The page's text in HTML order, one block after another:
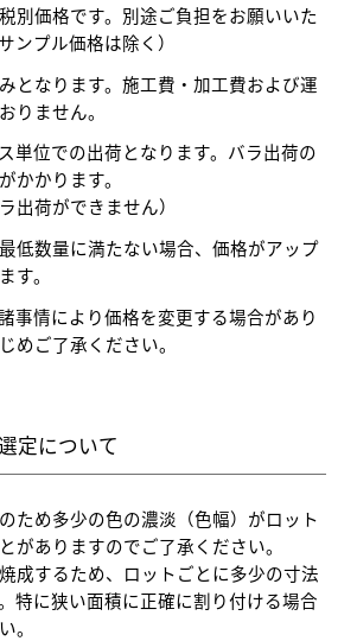
別価格です。別途ご負担をお願いいた
ンプル価格は除く）
となります。施工費・加工費および運
りません。
単位での出荷となります。バラ出荷の
かかります。
出荷ができません）
低数量に満たない場合、価格がアップ
す。
事情により価格を変更する場合があり
めご了承ください。
定について
ため多少の色の濃淡（色幅）がロット
がありますのでご了承ください。
成するため、ロットごとに多少の寸法
特に狭い面積に正確に割り付ける場合
。